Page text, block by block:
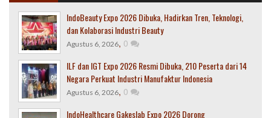
IndoBeauty Expo 2026 Dibuka, Hadirkan Tren, Teknologi,
dan Kolaborasi Industri Beauty
Agustus 6, 2026, 0
ILF dan IGT Expo 2026 Resmi Dibuka, 210 Peserta dari 14
Negara Perkuat Industri Manufaktur Indonesia
Agustus 6, 2026, 0
IndoHealthcare Gakeslab Expo 2026 Dorong